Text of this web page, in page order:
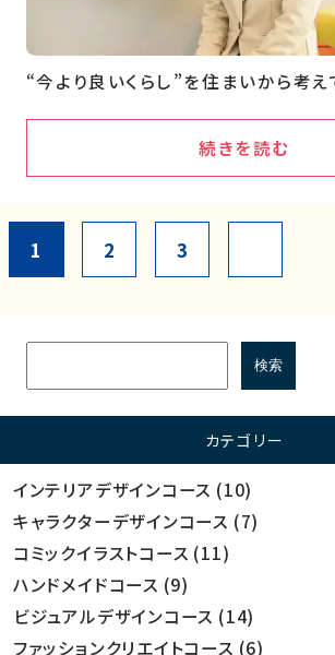
“今より良いくらし”を住まいから考え
続きを読む
1 2 3
カテゴリー
インテリアデザインコース (10)
キャラクターデザインコース (7)
コミックイラストコース (11)
ハンドメイドコース (9)
ビジュアルデザインコース (14)
ファッションクリエイトコース (6)